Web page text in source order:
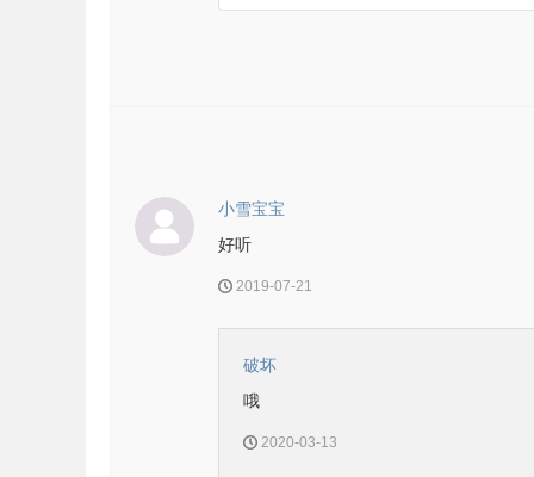
小雪宝宝
好听
2019-07-21
破坏
哦
2020-03-13